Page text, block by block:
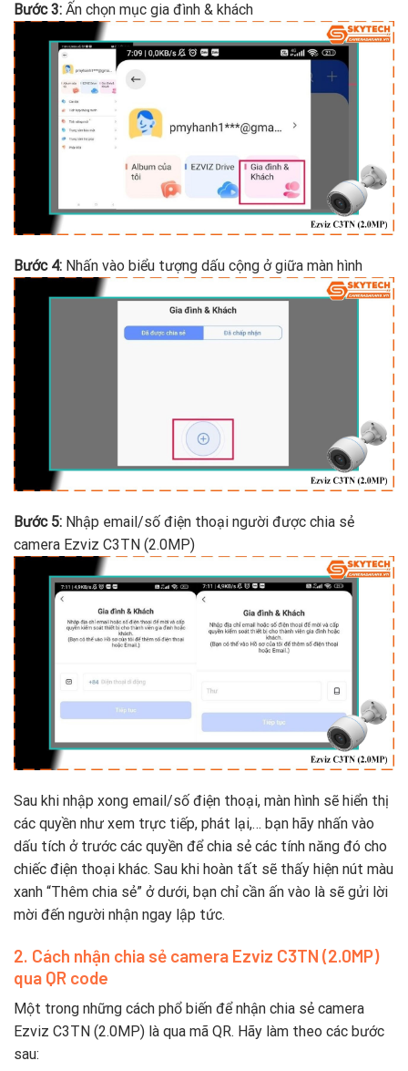
Bước 3: Ấn chọn mục gia đình & khách
Bước 4: Nhấn vào biểu tượng dấu cộng ở giữa màn hình
Bước 5: Nhập email/số điện thoại người được chia sẻ
camera Ezviz C3TN (2.0MP)
Sau khi nhập xong email/số điện thoại, màn hình sẽ hiển thị
các quyền như xem trực tiếp, phát lại,… bạn hãy nhấn vào
dấu tích ở trước các quyền để chia sẻ các tính năng đó cho
chiếc điện thoại khác. Sau khi hoàn tất sẽ thấy hiện nút màu
xanh “Thêm chia sẻ” ở dưới, bạn chỉ cần ấn vào là sẽ gửi lời
mời đến người nhận ngay lập tức.
2. Cách nhận chia sẻ camera Ezviz C3TN (2.0MP)
qua QR code
Một trong những cách phổ biến để nhận chia sẻ camera
Ezviz C3TN (2.0MP) là qua mã QR. Hãy làm theo các bước
sau: